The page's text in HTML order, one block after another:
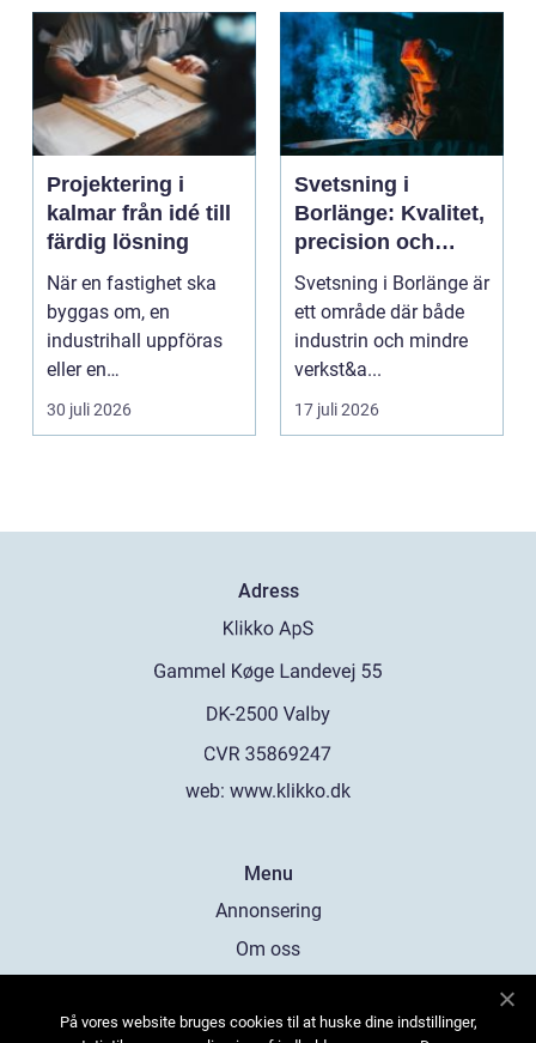
Projektering i
kalmar från idé till
färdig lösning
När en fastighet ska
byggas om, en
industrihall uppföras
eller en
lantbruksanläggning
moderniseras ä...
30 juli 2026
Svetsning i
Borlänge: Kvalitet,
precision och
hållbara
konstruktioner
Svetsning i Borlänge är
ett område där både
industrin och mindre
verkst&a...
17 juli 2026
Adress
web: www.klikko.dk
Menu
Annonsering
Om oss
Kontakta oss
På vores website bruges cookies til at huske dine indstillinger,